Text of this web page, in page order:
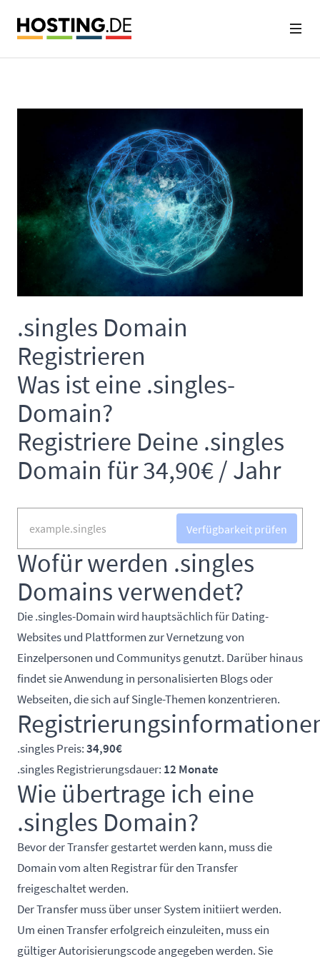
.singles Domain
Registrieren
Was ist eine .singles-
Domain?
Registriere Deine .singles
Domain für 34,90€ / Jahr
Verfügbarkeit prüfen
Wofür werden .singles
Domains verwendet?
Die .singles-Domain wird hauptsächlich für Dating-
Websites und Plattformen zur Vernetzung von
Einzelpersonen und Communitys genutzt. Darüber hinaus
findet sie Anwendung in personalisierten Blogs oder
Webseiten, die sich auf Single-Themen konzentrieren.
.singles Preis:34,90€
.singles Registrierungsdauer: 12 Monate
Wie übertrage ich eine
.singles Domain?
Bevor der Transfer gestartet werden kann, muss die
Domain vom alten Registrar für den Transfer
freigeschaltet werden.
Der Transfer muss über unser System initiiert werden.
Um einen Transfer erfolgreich einzuleiten, muss ein
gültiger Autorisierungscode angegeben werden. Sie